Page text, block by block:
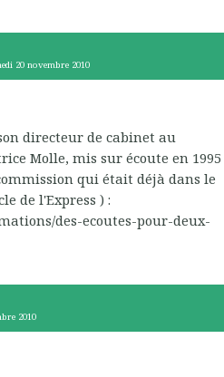
20 novembre 2010
directeur de cabinet au
Molle, mis sur écoute en 1995
qui était déjà dans le
de l'Express ) :
des-ecoutes-pour-deux-
2010